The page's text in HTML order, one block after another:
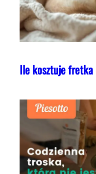
Ile kosztuje